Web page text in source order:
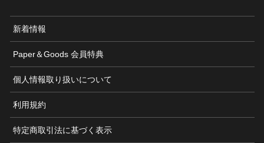
新着情報
Paper＆Goods 会員特典
個人情報取り扱いについて
利用規約
特定商取引法に基づく表示